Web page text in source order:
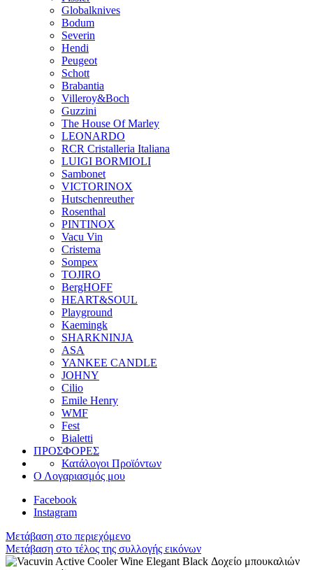
Globalknives
Bodum
Severin
Hendi
Peugeot
Schott
Brabantia
Villeroy&Boch
Guzzini
The House Of Marley
LEONARDO
RCR Cristalleria Italiana
LUIGI BORMIOLI
Sambonet
VICTORINOX
Hutschenreuther
Rosenthal
PINTINOX
Vacu Vin
Cristema
Sompex
TOJIRO
BergHOFF
HEART&SOUL
Playground
Kaemingk
SHARKNINJA
ASA
YANKEE CANDLE
JOHNY
Cilio
Emile Henry
WMF
Fest
Bialetti
ΠΡΟΣΦΟΡΕΣ
Κατάλογοι Προϊόντων
Ο Λογαριασμός μου
Facebook
Instagram
Μετάβαση στο περιεχόμενο
Μετάβαση στο τέλος της συλλογής εικόνων